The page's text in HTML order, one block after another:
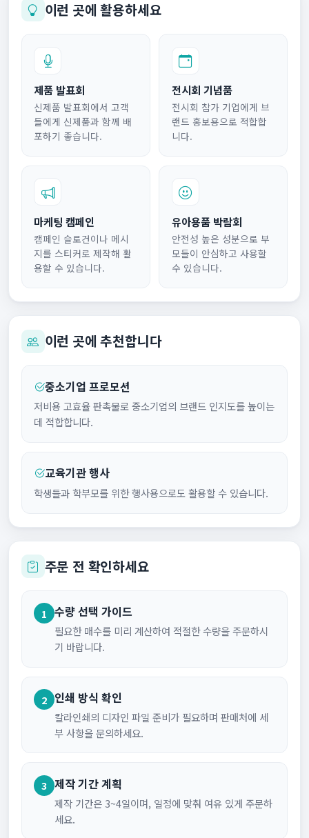
이런 곳에 활용하세요
제품 발표회
신제품 발표회에서 고객
들에게 신제품과 함께 배
포하기 좋습니다.
전시회 기념품
전시회 참가 기업에게 브
랜드 홍보용으로 적합합
니다.
마케팅 캠페인
캠페인 슬로건이나 메시
지를 스티커로 제작해 활
용할 수 있습니다.
유아용품 박람회
안전성 높은 성분으로 부
모들이 안심하고 사용할
수 있습니다.
이런 곳에 추천합니다
중소기업 프로모션
저비용 고효율 판촉물로 중소기업의 브랜드 인지도를 높이는
데 적합합니다.
교육기관 행사
학생들과 학부모를 위한 행사용으로도 활용할 수 있습니다.
주문 전 확인하세요
1 수량 선택 가이드
필요한 매수를 미리 계산하여 적절한 수량을 주문하시
기 바랍니다.
2 인쇄 방식 확인
칼라인쇄의 디자인 파일 준비가 필요하며 판매처에 세
부 사항을 문의하세요.
3 제작 기간 계획
제작 기간은 3~4일이며, 일정에 맞춰 여유 있게 주문하
세요.